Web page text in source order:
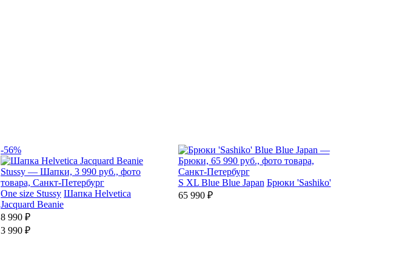
-56%
One size Stussy Шапка Helvetica
Jacquard Beanie
8 990 ₽
3 990 ₽
S XL Blue Blue Japan Брюки 'Sashiko'
65 990 ₽